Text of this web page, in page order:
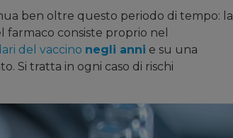
ben oltre questo periodo di tempo: la
farmaco consiste proprio nel
del vaccino negli anni e su una
Si tratta in ogni caso di rischi